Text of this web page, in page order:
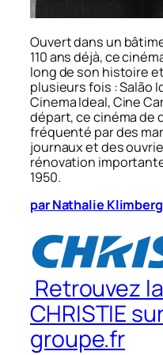
Ouvert dans un
110 ans déjà, ce
long de son histoire
plusieurs fois : Salão
Cinema Ideal, Cine
départ, ce cinéma de
fréquenté par des
journaux et des
rénovation
1950.
par Nathalie
Retrouvez
CHRISTIE
groupe.fr